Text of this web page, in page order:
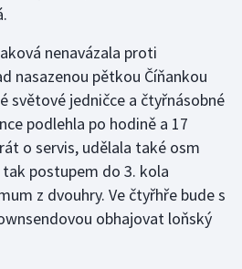
nenavázala proti
nasazenou pětkou Číňankou
světové jedničce a čtyřnásobné
podlehla po hodině a 17
o servis, udělala také osm
postupem do 3. kola
z dvouhry. Ve čtyřhře bude s
obhajovat loňský